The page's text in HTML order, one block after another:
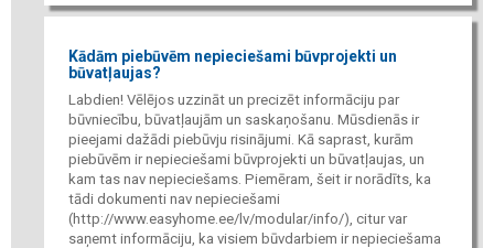
Kādām piebūvēm nepieciešami būvprojekti un
būvatļaujas?
Labdien! Vēlējos uzzināt un precizēt informāciju par
būvniecību, būvatļaujām un saskaņošanu. Mūsdienās ir
pieejami dažādi piebūvju risinājumi. Kā saprast, kurām
piebūvēm ir nepieciešami būvprojekti un būvatļaujas, un
kam tas nav nepieciešams. Piemēram, šeit ir norādīts, ka
tādi dokumenti nav nepieciešami
(http://www.easyhome.ee/lv/modular/info/), citur var
saņemt informāciju, ka visiem būvdarbiem ir nepieciešama